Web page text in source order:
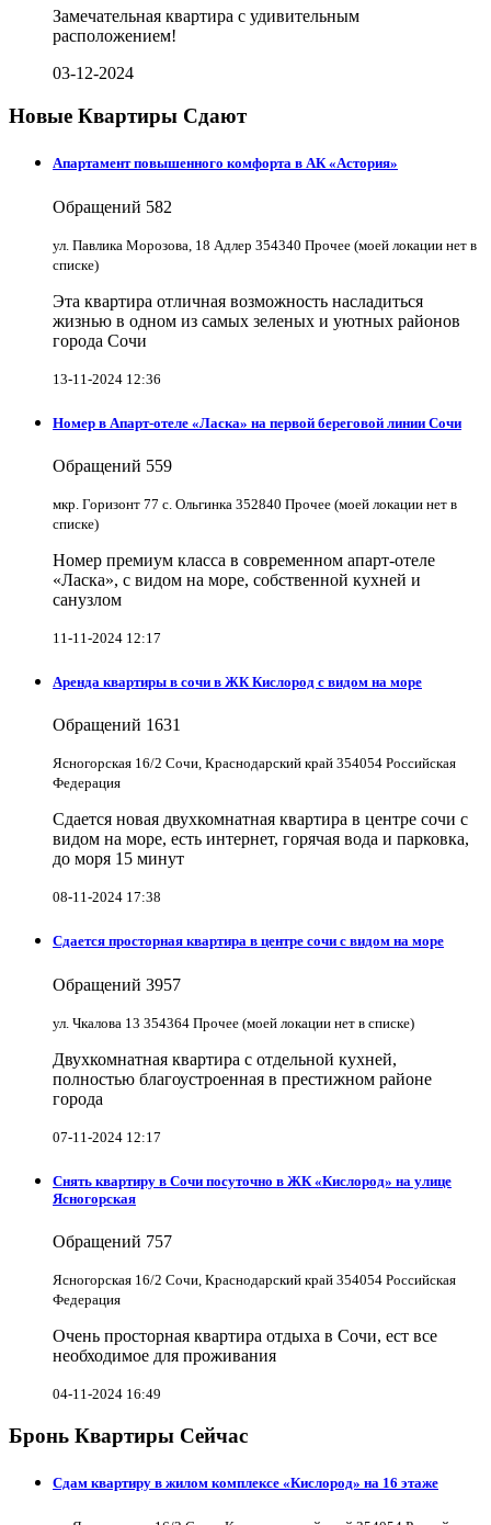
Замечательная квартира с удивительным
расположением!
03-12-2024
Новые Квартиры Сдают
Апартамент повышенного комфорта в АК «Астория»
Обращений 582
ул. Павлика Морозова, 18 Адлер 354340 Прочее (моей локации нет в
списке)
Эта квартира отличная возможность насладиться
жизнью в одном из самых зеленых и уютных районов
города Сочи
13-11-2024 12:36
Номер в Апарт-отеле «Ласка» на первой береговой линии Сочи
Обращений 559
мкр. Горизонт 77 с. Ольгинка 352840 Прочее (моей локации нет в
списке)
Номер премиум класса в современном апарт-отеле
«Ласка», с видом на море, собственной кухней и
санузлом
11-11-2024 12:17
Аренда квартиры в сочи в ЖК Кислород с видом на море
Обращений 1631
Ясногорская 16/2 Сочи, Краснодарский край 354054 Российская
Федерация
Сдается новая двухкомнатная квартира в центре сочи с
видом на море, есть интернет, горячая вода и парковка,
до моря 15 минут
08-11-2024 17:38
Сдается просторная квартира в центре сочи с видом на море
Обращений 3957
ул. Чкалова 13 354364 Прочее (моей локации нет в списке)
Двухкомнатная квартира с отдельной кухней,
полностью благоустроенная в престижном районе
города
07-11-2024 12:17
Снять квартиру в Cочи посуточно в ЖК «Кислород» на улице
Ясногорская
Обращений 757
Ясногорская 16/2 Сочи, Краснодарский край 354054 Российская
Федерация
Очень просторная квартира отдыха в Сочи, ест все
необходимое для проживания
04-11-2024 16:49
Бронь Квартиры Сейчас
Сдам квартиру в жилом комплексе «Кислород» на 16 этаже